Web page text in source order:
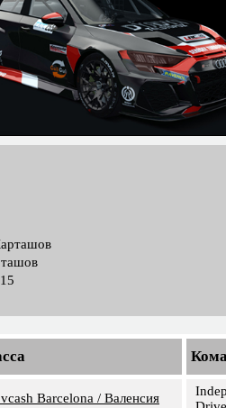
Barcelona / Валенсия